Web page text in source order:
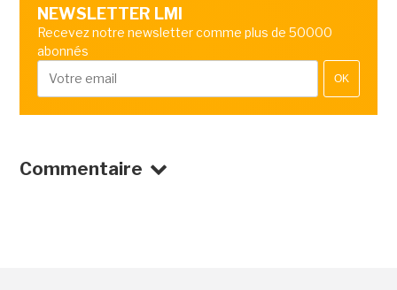
NEWSLETTER LMI
Recevez notre newsletter comme plus de 50000
abonnés
OK
Commentaire